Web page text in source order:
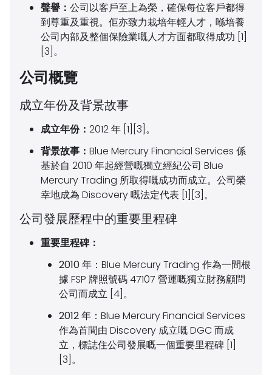
聲譽： 公司以客戶至上為榮，確保每位客戶都得
到尊重及重視。佢亦致力栽培年輕人才，喺培養
公司內部及整個保險業嘅人才方面都取得成功 [1]
[3]。
公司概覽
成立年份及背景故事
成立年份： 2012 年 [1][3]。
背景故事： Blue Mercury Financial Services 係
基於自 2010 年起經營嘅獨立經紀公司 Blue
Mercury Trading 所取得嘅成功而成立。公司榮
幸地成為 Discovery 嘅法定代表 [1][3]。
公司發展歷程中的重要里程碑
重要里程碑：
2010 年： Blue Mercury Trading 作為一間根
據 FSP 牌照號碼 47107 營運嘅獨立財務顧問
公司而成立 [4]。
2012 年： Blue Mercury Financial Services
作為首間由 Discovery 成立嘅 DGC 而成
立，標誌住公司發展嘅一個重要里程碑 [1]
[3]。